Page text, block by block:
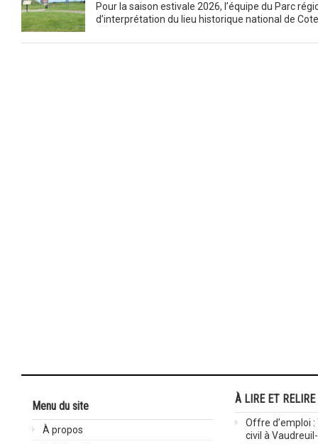
Pour la saison estivale 2026, l’équipe du Parc
d’interprétation du lieu historique national de
Menu du site
À propos
À LIRE ET RELIRE
Offre d’emploi
civil à